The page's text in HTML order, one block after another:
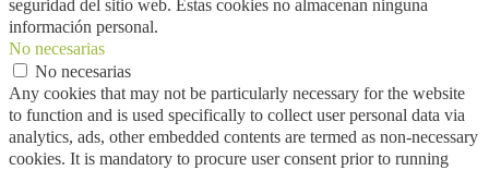
seguridad del sitio web. Estas cookies no almacenan ninguna
información personal.
No necesarias
No necesarias
Any cookies that may not be particularly necessary for the website
to function and is used specifically to collect user personal data via
analytics, ads, other embedded contents are termed as non-necessary
cookies. It is mandatory to procure user consent prior to running